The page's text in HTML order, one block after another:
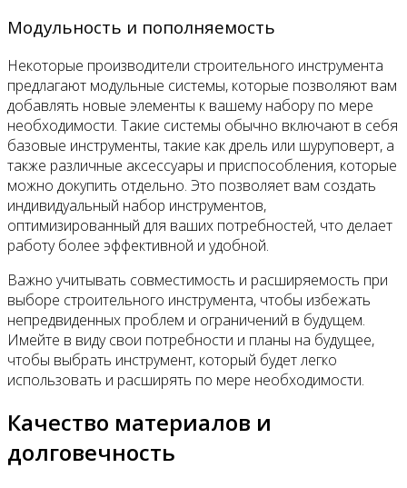
Модульность и пополняемость
Некоторые производители строительного инструмента
предлагают модульные системы, которые позволяют вам
добавлять новые элементы к вашему набору по мере
необходимости. Такие системы обычно включают в себя
базовые инструменты, такие как дрель или шуруповерт, а
также различные аксессуары и приспособления, которые
можно докупить отдельно. Это позволяет вам создать
индивидуальный набор инструментов,
оптимизированный для ваших потребностей, что делает
работу более эффективной и удобной.
Важно учитывать совместимость и расширяемость при
выборе строительного инструмента, чтобы избежать
непредвиденных проблем и ограничений в будущем.
Имейте в виду свои потребности и планы на будущее,
чтобы выбрать инструмент, который будет легко
использовать и расширять по мере необходимости.
Качество материалов и
долговечность